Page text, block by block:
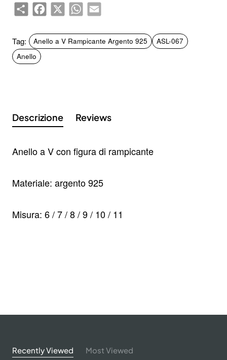
Iscriviti alla nostra newsletter e ottieni uno
alla nostra newsletter.
ShareFacebook
X WhatsAppEmail
Tag: Anello a V Rampicante Argento 925
ASL-067
Anello
Descrizione Reviews
Anello a V con figura di rampicante
Materiale: argento 925
Misura: 6 / 7 / 8 / 9 / 10 / 11
Recently Viewed Most Viewed